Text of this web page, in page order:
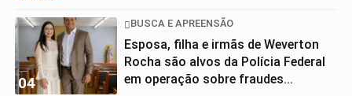
04
BUSCA E APREENSÃO
Esposa, filha e irmãs de Weverton
Rocha são alvos da Polícia Federal
em operação sobre fraudes...